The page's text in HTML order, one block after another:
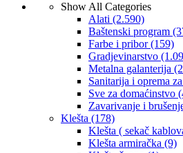
Show All Categories
Alati (2.590)
Baštenski program
Farbe i pribor(159)
Gradjevinarstvo
Metalna galanterija
Sanitarija i oprema
Sve za domaćinstvo
Zavarivanje i
Klešta (178)
Klešta ( sekač
Klešta armiračka (9)